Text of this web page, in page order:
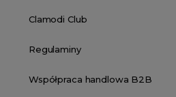
Clamodi Club
Regulaminy
Współpraca handlowa B2B